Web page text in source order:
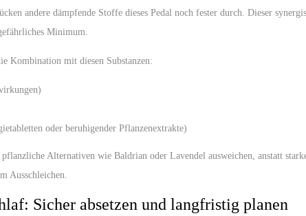
andere dämpfende Stoffe dieses Pedal noch fester durch. Dieser
Minimum.
Kombination mit diesen Substanzen:
oder beruhigender Pflanzenextrakte)
Alternativen wie Baldrian oder Lavendel ausweichen, anstatt
Ausschleichen.
Sicher absetzen und langfristig planen